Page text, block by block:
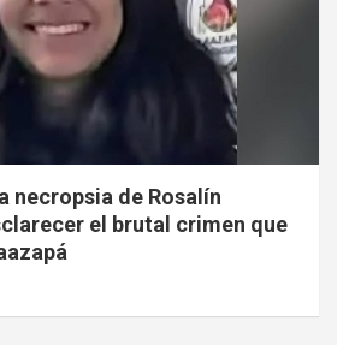
necropsia de Rosalín
el brutal crimen que